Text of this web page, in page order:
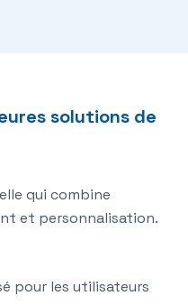
solutions de
qui combine
et personnalisation.
pour les utilisateurs